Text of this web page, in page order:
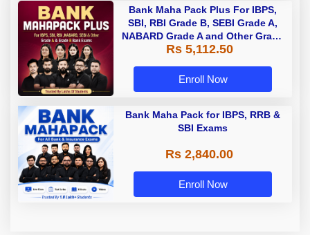
Bank Maha Pack Plus For IBPS,
SBI, RBI Grade B, SEBI Grade A,
NABARD Grade A and Other Grade
A & Grade B Bank Exams
Rs 5,112.50
Enroll Now
Bank Maha Pack for IBPS, RRB &
SBI Exams
Rs 2,840.00
Enroll Now